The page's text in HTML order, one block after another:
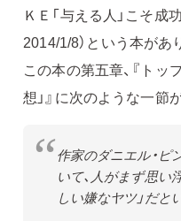
ＫＥ「与える人」こそ成
2014/1/8）という本があ
この本の第五章、『トッ
想」』に次のような一節
作家のダニエル・ピ
いて、人がまず思い
しい嫌なヤツ」だと